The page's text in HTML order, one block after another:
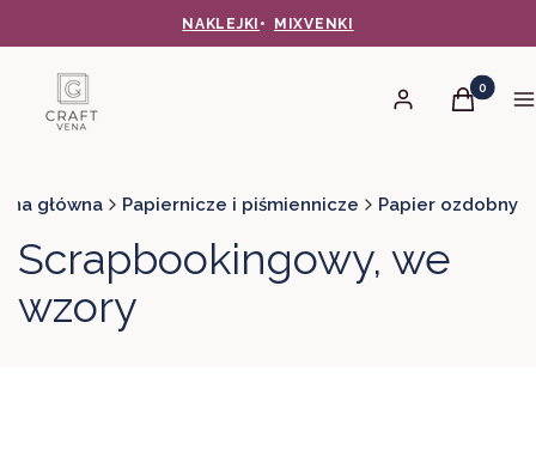
NAKLEJKI • MIXVENKI
Zaloguj sięProdukty
Koszyk
główna Papiernicze i piśmiennicze Papier ozdobny
Scrapbookingowy, we
wzory